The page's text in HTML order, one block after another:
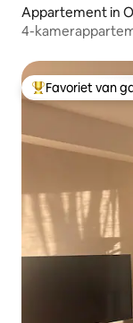
Appartement in
4-
Topfavoriet van
Favoriet van